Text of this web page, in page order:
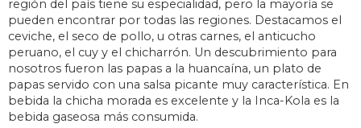
región del país tiene su especialidad, pero la mayoría se
pueden encontrar por todas las regiones. Destacamos el
ceviche, el seco de pollo, u otras carnes, el anticucho
peruano, el cuy y el chicharrón. Un descubrimiento para
nosotros fueron las papas a la huancaína, un plato de
papas servido con una salsa picante muy característica. En
bebida la chicha morada es excelente y la Inca-Kola es la
bebida gaseosa más consumida.